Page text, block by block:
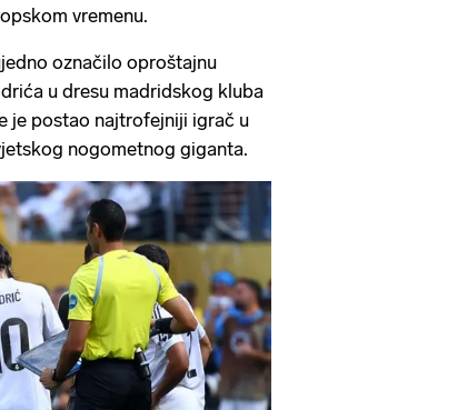
vremenu.
označilo oproštajnu
u dresu madridskog kluba
je postao najtrofejniji igrač u
nogometnog giganta.